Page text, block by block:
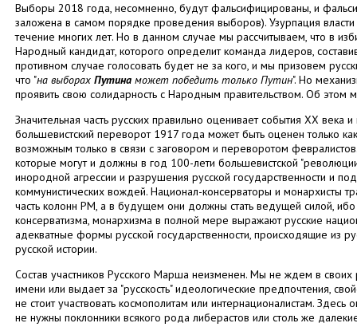
Выборы 2018 года, несомненно, будут фальсифицированы, и
заложена в самом порядке проведения выборов). Узурпация
течение многих лет. Но в данном случае мы рассчитываем, что в
Народный кандидат, которого определит команда лидеров,
противном случае голосовать будет не за кого, и мы призовем
что "на выборах Путина может победить только Путин". Но
проявить свою солидарность с Народным правительством. Об
Значительная часть русских правильно оценивает события ХХ века
большевистский переворот 1917 года может быть оценен только
возможным только в связи с заговором и переворотом
которые могут и должны в год 100-лети большевистской
инородной агрессии и разрушения русской государственности и
коммунистических вождей. Национал-консерваторы и монархисты
часть колонн РМ, а в будущем они должны стать ведущей силой,
консерватизма, монархизма в полной мере выражают русские
адекватные формы русской государственности, происходящие из
русской истории.
Состав участников Русского Марша неизменен. Мы не ждем в своих
имени или выдает за "русскость" идеологические предпочтения,
не стоит участвовать космополитам или интернационалистам.
не нужны поклонники всякого рода либерастов или столь же